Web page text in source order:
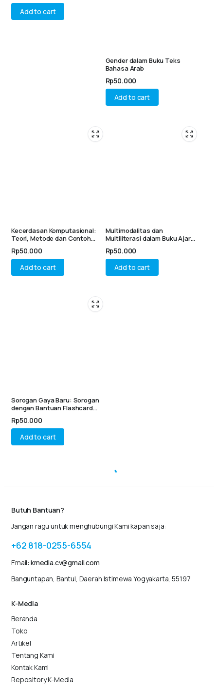
Add to cart
Gender dalam Buku Teks
Bahasa Arab
Rp50.000
Add to cart
Kecerdasan Komputasional:
Teori, Metode dan Contoh
Rp50.000
Add to cart
Multimodalitas dan
Multiliterasi dalam Buku Ajar
Rp50.000
Add to cart
Sorogan Gaya Baru: Sorogan
dengan Bantuan Flashcard
Rp50.000
Add to cart
Butuh Bantuan?
Jangan ragu untuk menghubungi Kami kapan saja:
+62 818-0255-6554
Email: kmedia.cv@gmail.com
Banguntapan, Bantul, Daerah Istimewa Yogyakarta, 55197
K-Media
Beranda
Toko
Artikel
Tentang Kami
Kontak Kami
Repository K-Media